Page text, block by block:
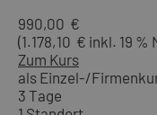
990,00 €
(1.178,10 € inkl. 19 %
Zum Kurs
als Einzel-/
3 Tage